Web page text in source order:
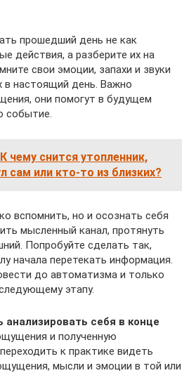
прошедший день не как
действия, а разберите их на
свои эмоции, запахи и звуки
в настоящий день. Важно
они помогут в будущем
событие.
К чему снится утопленник,
сам или кто-то из близких?
вспомнить, но и осознать себя
мысленный канал, протянуть
Попробуйте сделать так,
начала перетекать информация.
до автоматизма и только
этапу.
анализировать себя в конце
и полученную
к практике видеть
мысли и эмоции в той или